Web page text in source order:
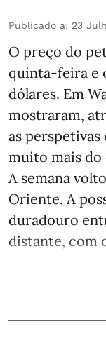
Publicado a: 23
O preço do
quinta-feira e
dólares. Em
mostraram,
as
muito mais do
A semana
Oriente. A
duradouro
distante, com